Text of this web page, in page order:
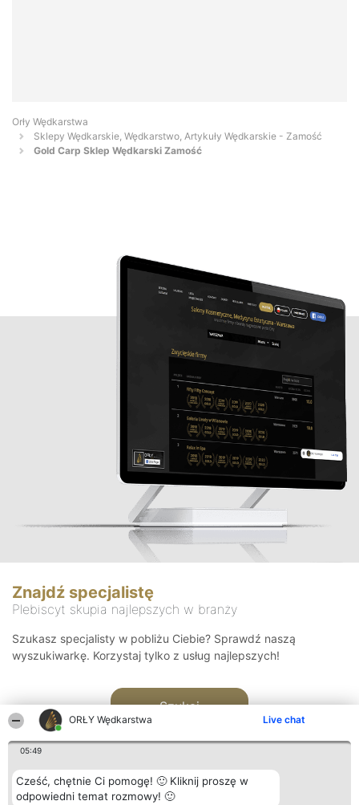
ORŁY Wędkarstwa Live chat
05:49
Cześć, chętnie Ci pomogę! 🙂 Kliknij proszę w
odpowiedni temat rozmowy! 🙂
Orły Wędkarstwa
Sklepy Wędkarskie, Wędkarstwo, Artykuły Wędkarskie - Zamość
Gold Carp Sklep Wędkarski Zamość
Znajdź specjalistę
Plebiscyt skupia najlepszych w branży
Szukasz specjalisty w pobliżu Ciebie? Sprawdź naszą
wyszukiwarkę. Korzystaj tylko z usług najlepszych!
Szukaj